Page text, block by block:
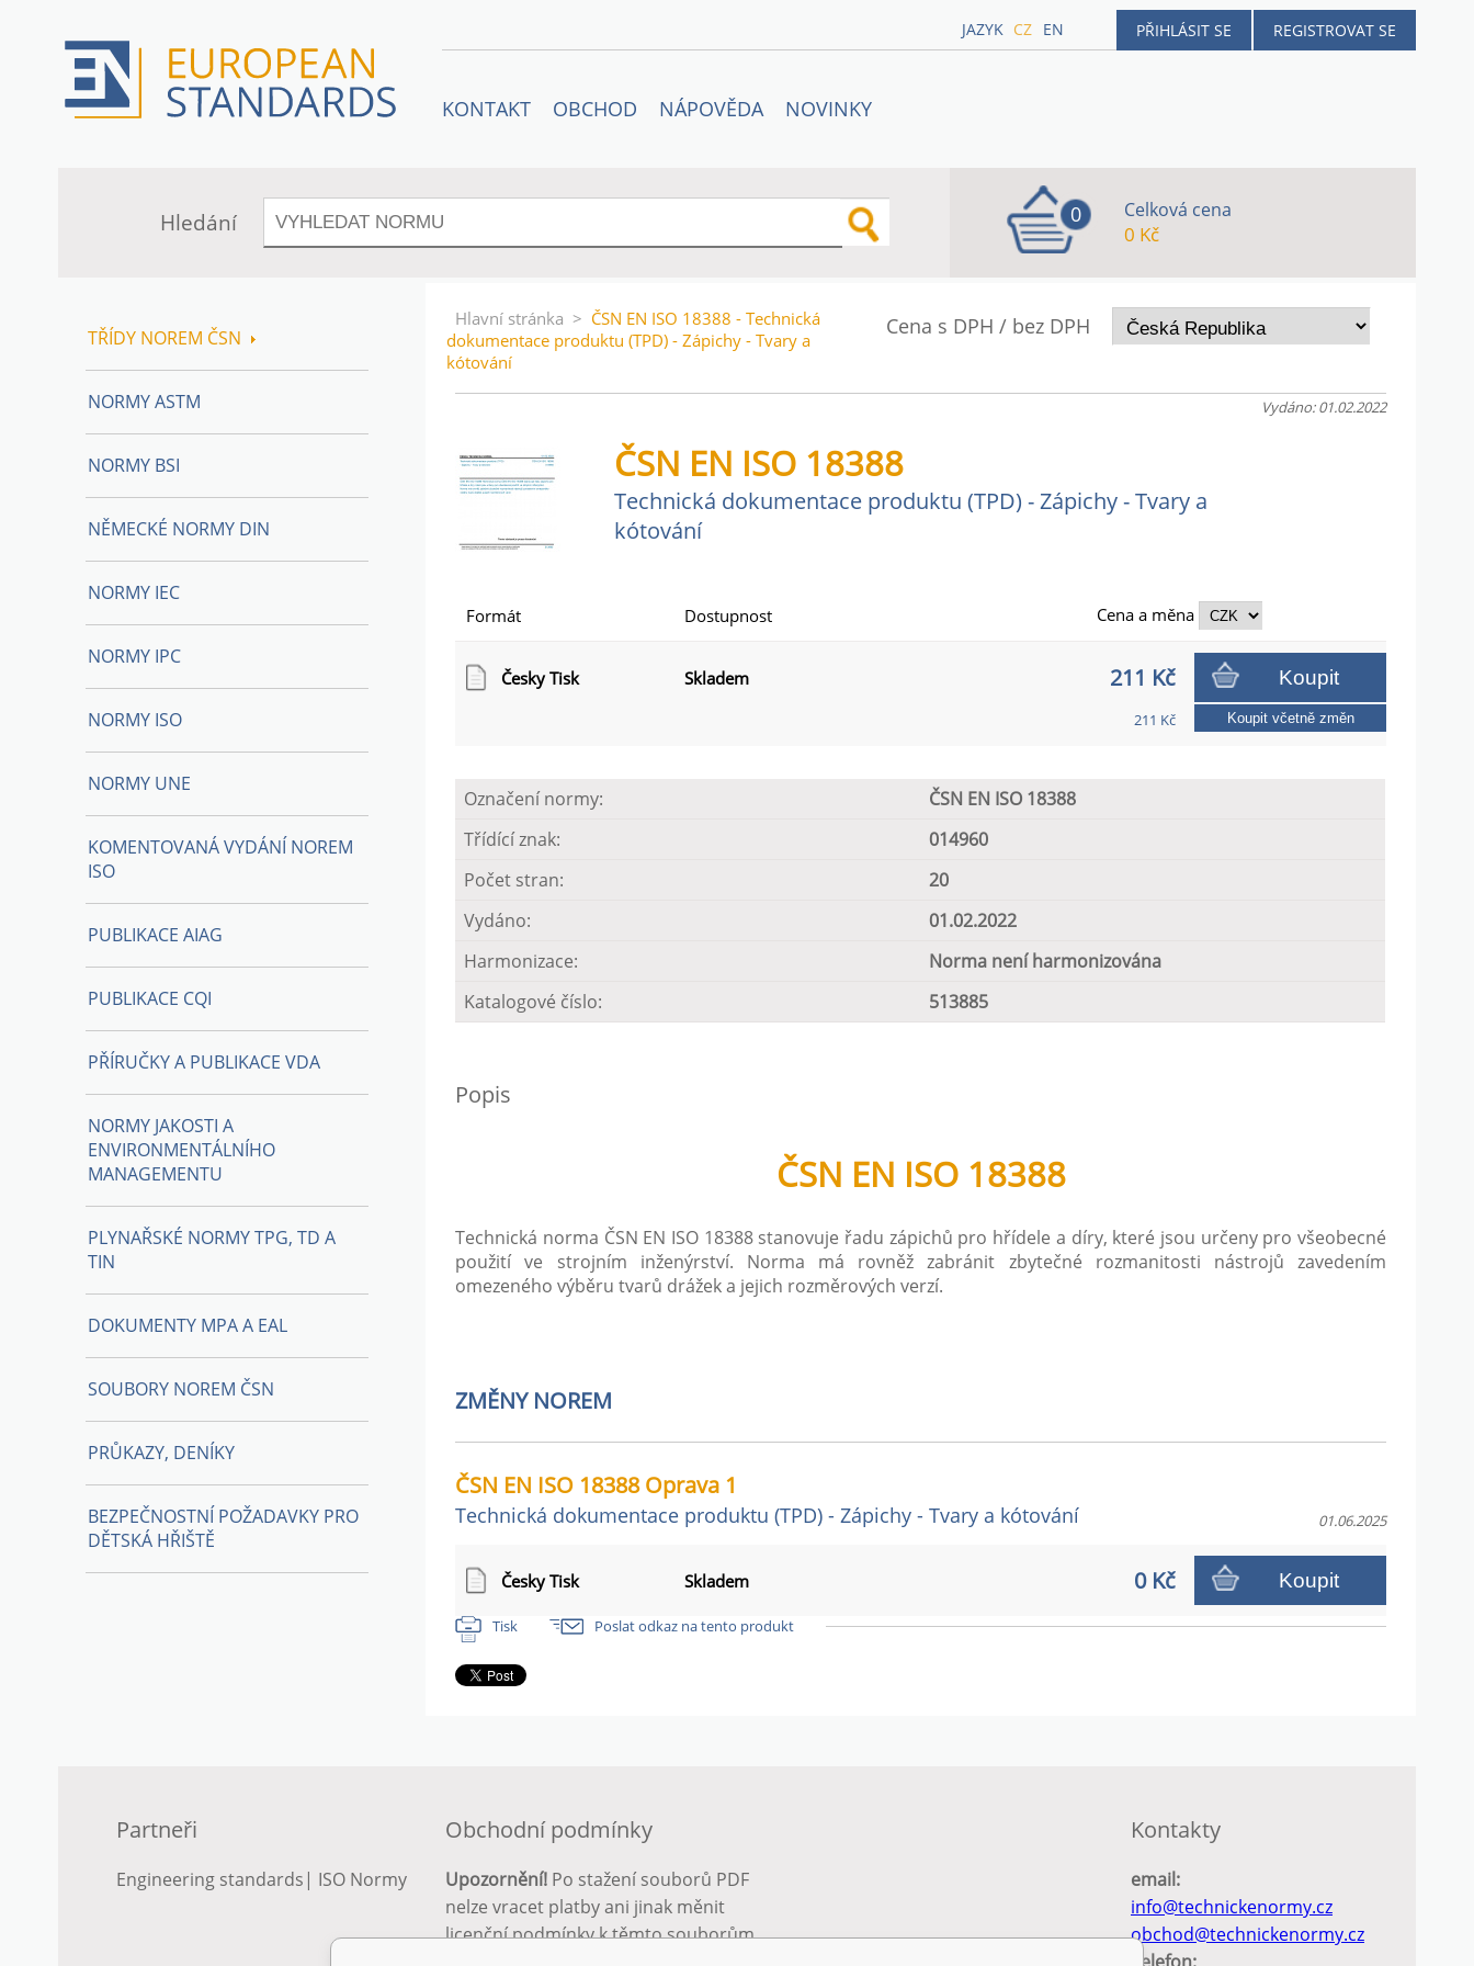
PŘIHLÁSIT SE REGISTROVAT SE
JAZYK CZ EN
KONTAKT OBCHOD NÁPOVĚDA NOVINKY
Hledání 0 Celková cena
0 Kč
Cena s DPH / bez DPH
Hlavní stránka > ČSN EN ISO 18388 - Technická
dokumentace produktu (TPD) - Zápichy - Tvary a
kótování
Vydáno: 01.02.2022
ČSN EN ISO 18388
Technická dokumentace produktu (TPD) - Zápichy - Tvary a
kótování
Formát Dostupnost Cena a měna
Česky Tisk Skladem 211 Kč Koupit
211 Kč Koupit včetně změn
Označení normy:
ČSN EN ISO 18388
Třídící znak:
014960
Počet stran:
20
Vydáno:
01.02.2022
Harmonizace:
Norma není harmonizována
Katalogové číslo:
513885
Popis
ČSN EN ISO 18388
Technická norma ČSN EN ISO 18388 stanovuje řadu zápichů pro hřídele a díry, které jsou určeny pro všeobecné
použití ve strojním inženýrství. Norma má rovněž zabránit zbytečné rozmanitosti nástrojů zavedením
omezeného výběru tvarů drážek a jejich rozměrových verzí.
ZMĚNY NOREM
ČSN EN ISO 18388 Oprava 1
Technická dokumentace produktu (TPD) - Zápichy - Tvary a kótování 01.06.2025
Česky Tisk Skladem 0 Kč Koupit
Tisk Poslat odkaz na tento produkt
TŘÍDY NOREM ČSN
NORMY ASTM
NORMY BSI
NĚMECKÉ NORMY DIN
NORMY IEC
NORMY IPC
NORMY ISO
NORMY UNE
KOMENTOVANÁ VYDÁNÍ NOREM
ISO
PUBLIKACE AIAG
PUBLIKACE CQI
PŘÍRUČKY A PUBLIKACE VDA
NORMY JAKOSTI A
ENVIRONMENTÁLNÍHO
MANAGEMENTU
PLYNAŘSKÉ NORMY TPG, TD A
TIN
DOKUMENTY MPA A EAL
SOUBORY NOREM ČSN
PRŮKAZY, DENÍKY
BEZPEČNOSTNÍ POŽADAVKY PRO
DĚTSKÁ HŘIŠTĚ
Partneři
Engineering standards | ISO Normy
Obchodní podmínky
Upozornění! Po stažení souborů PDF
nelze vracet platby ani jinak měnit
licenční podmínky k těmto souborům.
Kontakty
email:
info@technickenormy.cz
obchod@technickenormy.cz